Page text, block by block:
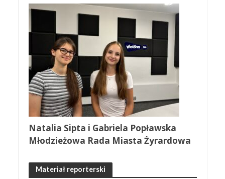
Natalia Sipta i Gabriela Popławska
Młodzieżowa Rada Miasta Żyrardowa
Materiał reporterski